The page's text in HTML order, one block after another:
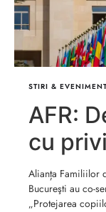
STIRI &
AFR:
cu
gen,
Alianța Familiilor
Bucureşti au co-
„Protejarea